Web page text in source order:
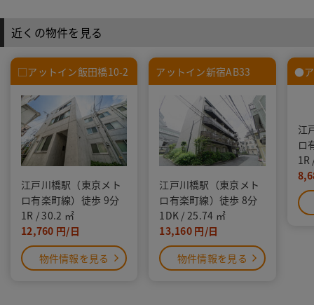
近くの物件を見る
□アットイン飯田橋10-2
江戸川橋駅（東京メト
ロ有楽町線）徒歩 9分
1R
30.2
12,760
物件情報を見る
アットイン新宿AB33
江戸川橋駅（東京メト
ロ有楽町線）徒歩 8分
1DK 25.74
13,160
物件情報を見る
●ア
江
ロ
1R